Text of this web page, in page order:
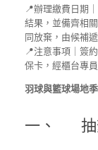
📍辦理繳費日期
結果，並備齊相
同放棄，由候補遞
📍注意事項｜簽
保卡，經櫃台專
羽球與籃球場地
一、 抽